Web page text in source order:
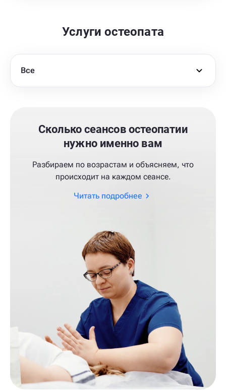
Услуги остеопата
Все
Сколько сеансов остеопатии
нужно именно вам
Разбираем по возрастам и объясняем, что
происходит на каждом сеансе.
Читать подробнее